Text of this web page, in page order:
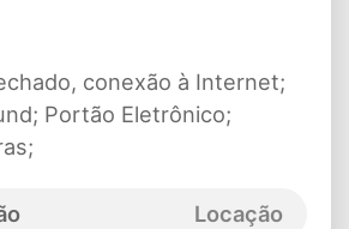
conexão à Internet;
Portão Eletrônico;
Locação